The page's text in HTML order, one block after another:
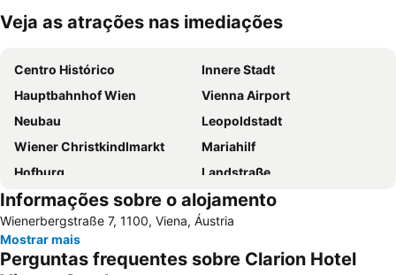
Ampliar mapa
Veja as atrações nas imediações
Centro Histórico
Innere Stadt
Hauptbahnhof Wien
Vienna Airport
Neubau
Leopoldstadt
Wiener Christkindlmarkt
Mariahilf
Hofburg
Landstraße
Staatsoper
Liesing
Wien Mitte - The Mall
Prefeitura de Viena
Rathauspark
Stephansdom
Informações sobre o alojamento
Wienerbergstraße 7, 1100, Viena, Áustria
Mostrar mais
Perguntas frequentes sobre Clarion Hotel